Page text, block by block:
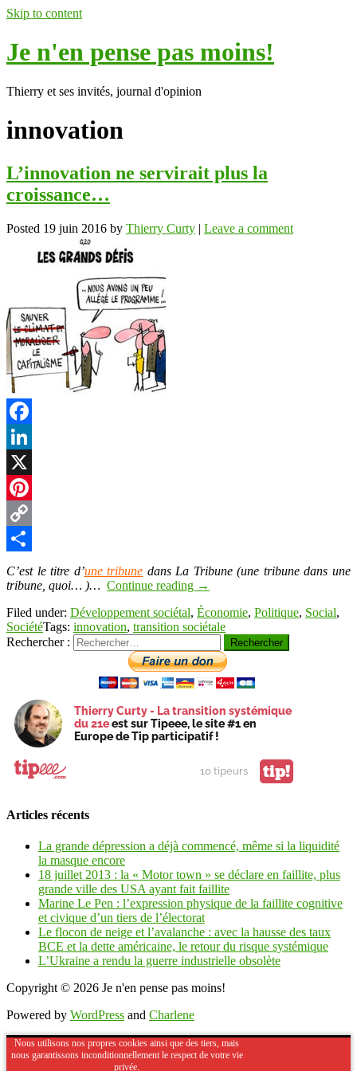
Skip to content
Je n'en pense pas moins!
Thierry et ses invités, journal d'opinion
innovation
L’innovation ne servirait plus la
croissance…
Posted 19 juin 2016 by Thierry Curty | Leave a comment
Facebook
LinkedIn
X
Pinterest
Copy
Link
Partager
C’est le titre d’une tribune dans La Tribune (une tribune dans une
tribune, quoi… )… Continue reading →
Filed under: Développement sociétal, Économie, Politique, Social,
SociétéTags: innovation, transition sociétale
Rechercher :
Thierry Curty - La transition systémique
du 21eest sur Tipeee, le site #1 en
Europe de Tip participatif !
10 tipeurs tip!
Articles récents
La grande dépression a déjà commencé, même si la liquidité
la masque encore
18 juillet 2013 : la « Motor town » se déclare en faillite, plus
grande ville des USA ayant fait faillite
Marine Le Pen : l’expression physique de la faillite cognitive
et civique d’un tiers de l’électorat
Le flocon de neige et l’avalanche : avec la hausse des taux
BCE et la dette américaine, le retour du risque systémique
L’Ukraine a rendu la guerre industrielle obsolète
Copyright © 2026 Je n'en pense pas moins!
Powered by WordPress and Charlene
Nous utilisons nos propres cookies ainsi que des tiers, mais
nous garantissons inconditionnellement le respect de votre vie
privée.